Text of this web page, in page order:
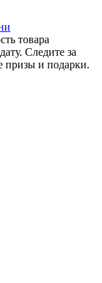
товара
Следите за
призы и подарки.